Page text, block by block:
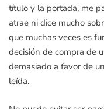
título y la portada, me
atrae ni dice mucho
que muchas veces es
decisión de compra de
demasiado a favor de
leída.